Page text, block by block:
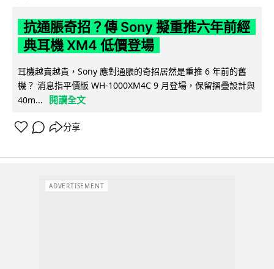
抗通脹奇招？傳 Sony 擬重推六年前經
典耳機 XM4 低價登場
耳機越賣越貴，Sony 應對通脹的奇招居然是重推 6 年前的舊
機？ 消息指平價版 WH-1000XM4C 9 月登場，保留摺疊設計與
40m...
閱讀全文
分享
ADVERTISEMENT